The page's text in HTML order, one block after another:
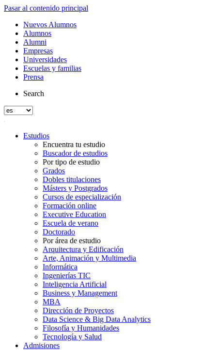
Pasar al contenido principal
Nuevos Alumnos
Alumnos
Alumni
Empresas
Universidades
Escuelas y familias
Prensa
Search
Estudios
Encuentra tu estudio
Buscador de estudios
Por tipo de estudio
Grados
Dobles titulaciones
Másters y Postgrados
Cursos de especialización
Formación online
Executive Education
Escuela de verano
Doctorado
Por área de estudio
Arquitectura y Edificación
Arte, Animación y Multimedia
Informática
Ingenierías TIC
Inteligencia Artificial
Business y Management
MBA
Dirección de Proyectos
Data Science & Big Data Analytics
Filosofía y Humanidades
Tecnología y Salud
Admisiones